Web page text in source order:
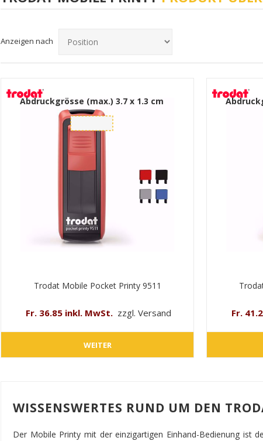
Anzeigen nach
Trodat Mobile Pocket Printy 9511
Fr. 36.85 inkl. MwSt. zzgl. Versand
WEITER
Abdruckgrösse (max.)3.7 x 1.3 cm
Fr.
WISSENSWERTES RUND UM DEN
Der Mobile Printy mit der einzigartigen Einhand-Bedienung ist